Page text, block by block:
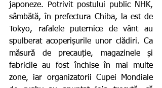
japoneze. Potrivit postului public NHK,
sâmbătă, în prefectura Chiba, la est de
Tokyo, rafalele puternice de vânt au
spulberat acoperișurile unor clădiri. Ca
măsură de precauție, magazinele și
fabricile au fost închise în mai multe
zone, iar organizatorii Cupei Mondiale